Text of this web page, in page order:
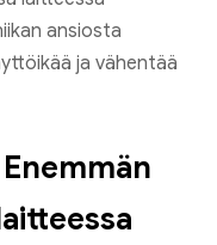
ansiosta
ja vähentää